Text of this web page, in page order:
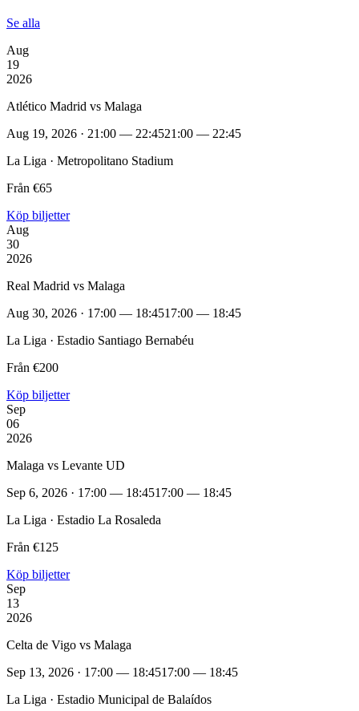
Se alla
Aug
19
2026
Atlético Madrid vs Malaga
Aug 19, 2026 · 21:00 — 22:4521:00 — 22:45
La Liga · Metropolitano Stadium
Från €65
Köp biljetter
Aug
30
2026
Real Madrid vs Malaga
Aug 30, 2026 · 17:00 — 18:4517:00 — 18:45
La Liga · Estadio Santiago Bernabéu
Från €200
Köp biljetter
Sep
06
2026
Malaga vs Levante UD
Sep 6, 2026 · 17:00 — 18:4517:00 — 18:45
La Liga · Estadio La Rosaleda
Från €125
Köp biljetter
Sep
13
2026
Celta de Vigo vs Malaga
Sep 13, 2026 · 17:00 — 18:4517:00 — 18:45
La Liga · Estadio Municipal de Balaídos